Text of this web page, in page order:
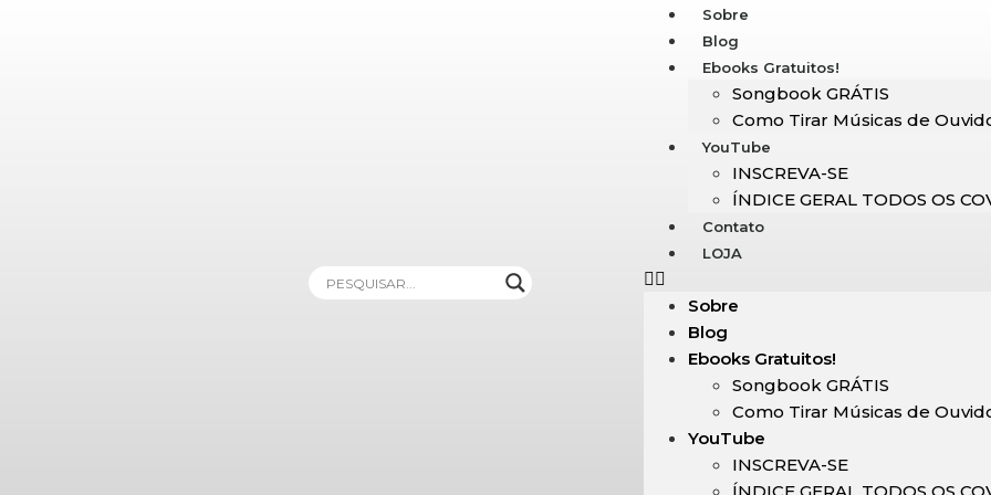
Sobre
Blog
Ebooks Gratuitos!
Songbook GRÁTIS
Como Tirar Músicas de
YouTube
INSCREVA-SE
ÍNDICE GERAL TODOS OS
Contato
LOJA
Sobre
Blog
Ebooks Gratuitos!
Songbook GRÁTIS
Como Tirar Músicas de
YouTube
INSCREVA-SE